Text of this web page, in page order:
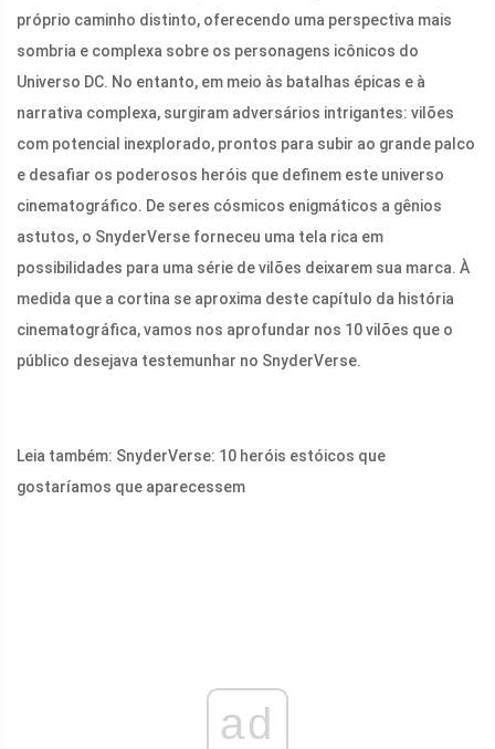
próprio caminho distinto, oferecendo uma perspectiva mais
sombria e complexa sobre os personagens icônicos do
Universo DC. No entanto, em meio às batalhas épicas e à
narrativa complexa, surgiram adversários intrigantes: vilões
com potencial inexplorado, prontos para subir ao grande palco
e desafiar os poderosos heróis que definem este universo
cinematográfico. De seres cósmicos enigmáticos a gênios
astutos, o SnyderVerse forneceu uma tela rica em
possibilidades para uma série de vilões deixarem sua marca. À
medida que a cortina se aproxima deste capítulo da história
cinematográfica, vamos nos aprofundar nos 10 vilões que o
público desejava testemunhar no SnyderVerse.
Leia também: SnyderVerse: 10 heróis estóicos que
gostaríamos que aparecessem
ad